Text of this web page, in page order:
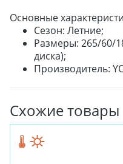
Основные
Сезон: Летние;
Размеры: 265/60/
диска);
Производитель:
Схожие товары